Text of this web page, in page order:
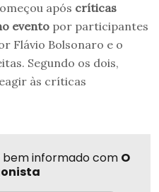
após críticas
evento por participantes
Flávio Bolsonaro e o
Segundo os dois,
às críticas
informado com O